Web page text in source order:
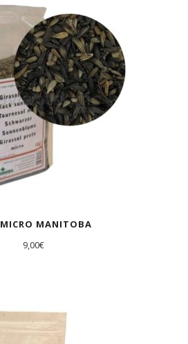
MANITOBA
9,00€